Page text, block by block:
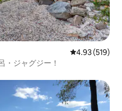
レビュー519
4.93 (519)
・ジャグジー！